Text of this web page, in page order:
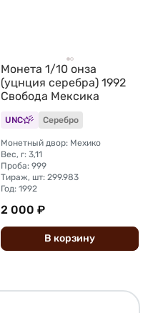
Монета 1/10 онза
(уцнция серебра) 1992
Свобода Мексика
UNC Серебро
Монетный двор: Мехико
Вес, г: 3,11
Проба: 999
Тираж, шт: 299.983
Год: 1992
2 000 ₽
В корзину